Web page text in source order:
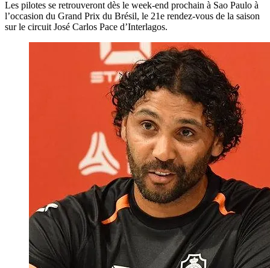
Les pilotes se retrouveront dès le week-end prochain à Sao Paulo à
l’occasion du Grand Prix du Brésil, le 21e rendez-vous de la saison
sur le circuit José Carlos Pace d’Interlagos.